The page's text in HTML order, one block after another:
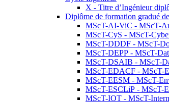
X - Titre d’Ingénieur
Diplôme de formation gradué
MScT-AI-ViC - MScT-
MScT-CyS - MScT-
MScT-DDDF - MScT-
MScT-DEPP - MScT-
MScT-DSAIB - MScT-
MScT-EDACF - MScT-
MScT-EESM - MScT-
MScT-ESCLiP - MScT-
MScT-IOT - MScT-